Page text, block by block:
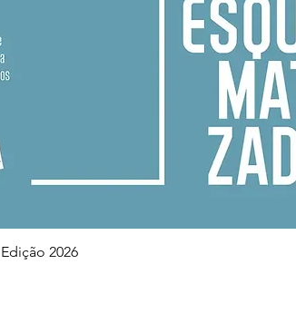
Visualização rápida
2026